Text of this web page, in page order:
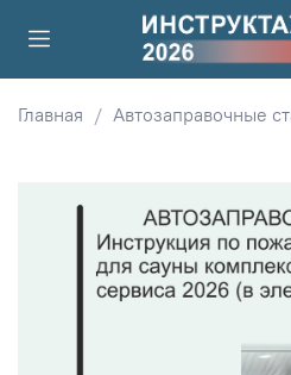
Главная Автозаправочные